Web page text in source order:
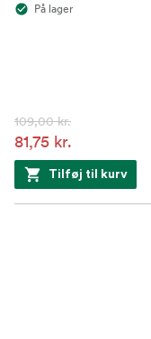
På lager
109,00 kr.
81,75 kr.
Tilføj til kurv